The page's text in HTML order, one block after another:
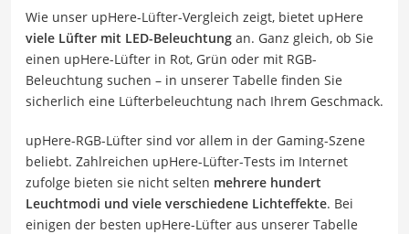
Wie unser upHere-Lüfter-Vergleich zeigt, bietet upHere
viele Lüfter mit LED-Beleuchtung an. Ganz gleich, ob Sie
einen upHere-Lüfter in Rot, Grün oder mit RGB-
Beleuchtung suchen – in unserer Tabelle finden Sie
sicherlich eine Lüfterbeleuchtung nach Ihrem Geschmack.
upHere-RGB-Lüfter sind vor allem in der Gaming-Szene
beliebt. Zahlreichen upHere-Lüfter-Tests im Internet
zufolge bieten sie nicht selten mehrere hundert
Leuchtmodi und viele verschiedene Lichteffekte. Bei
einigen der besten upHere-Lüfter aus unserer Tabelle